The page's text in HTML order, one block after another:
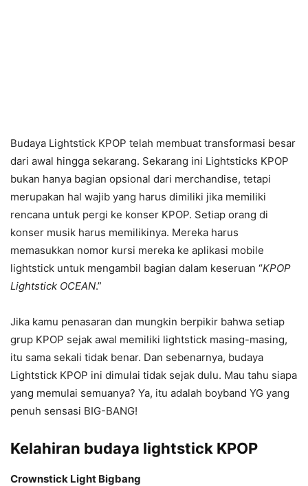
Budaya Lightstick KPOP telah membuat transformasi besar
dari awal hingga sekarang. Sekarang ini Lightsticks KPOP
bukan hanya bagian opsional dari merchandise, tetapi
merupakan hal wajib yang harus dimiliki jika memiliki
rencana untuk pergi ke konser KPOP. Setiap orang di
konser musik harus memilikinya. Mereka harus
memasukkan nomor kursi mereka ke aplikasi mobile
lightstick untuk mengambil bagian dalam keseruan “KPOP
Lightstick OCEAN.”
Jika kamu penasaran dan mungkin berpikir bahwa setiap
grup KPOP sejak awal memiliki lightstick masing-masing,
itu sama sekali tidak benar. Dan sebenarnya, budaya
Lightstick KPOP ini dimulai tidak sejak dulu. Mau tahu siapa
yang memulai semuanya? Ya, itu adalah boyband YG yang
penuh sensasi BIG-BANG!
Kelahiran budaya lightstick KPOP
Crownstick Light Bigbang